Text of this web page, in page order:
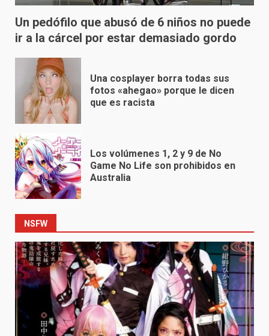
Un pedófilo que abusó de 6 niños no puede
ir a la cárcel por estar demasiado gordo
Una cosplayer borra todas sus
fotos «ahegao» porque le dicen
que es racista
Los volúmenes 1, 2 y 9 de No
Game No Life son prohibidos en
Australia
NSFW